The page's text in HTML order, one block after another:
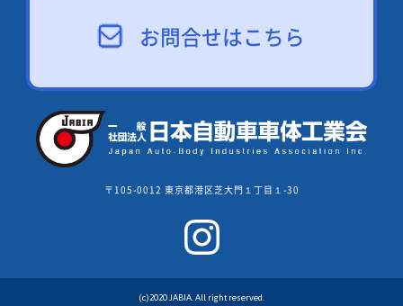
お問合せはこちら
〒105-0012 東京都港区芝大門１丁目１-30
(c)2020 JABIA. All right reserved.